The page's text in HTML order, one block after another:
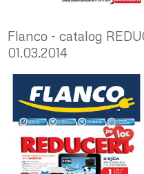
Flanco - catalog
01.03.2014